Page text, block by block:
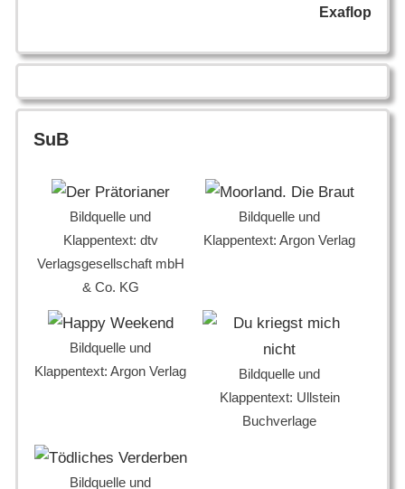
Exaflop
SuB
Bildquelle und
Klappentext: dtv
Verlagsgesellschaft mbH
& Co. KG
Bildquelle und
Klappentext: Argon Verlag
Bildquelle und
Klappentext: Argon Verlag
Bildquelle und
Klappentext: Ullstein
Buchverlage
Bildquelle und